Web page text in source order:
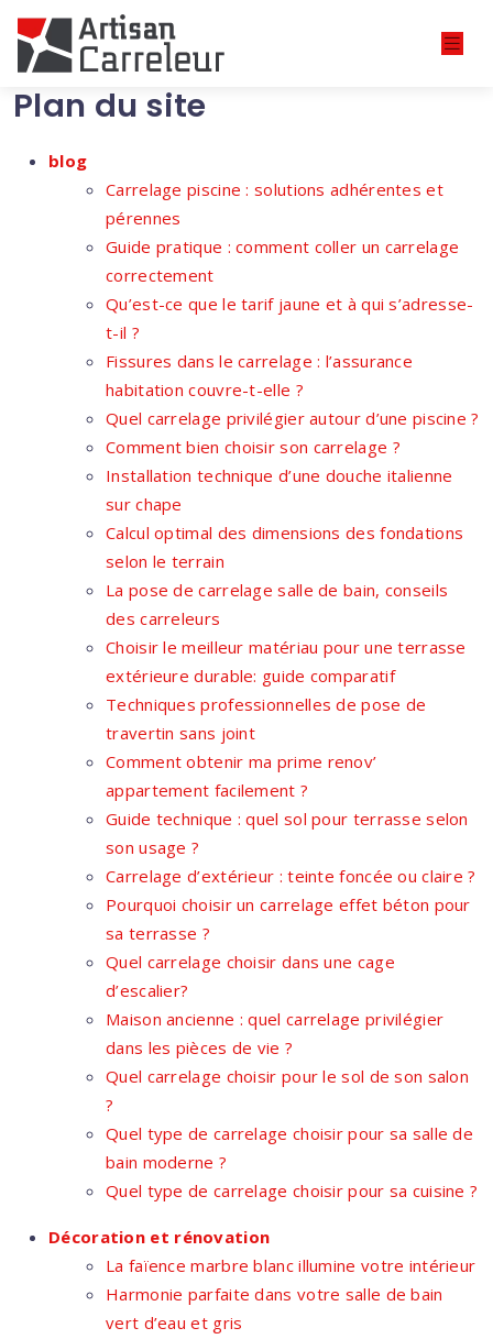
Plan du site
blog
Carrelage piscine : solutions adhérentes et
pérennes
Guide pratique : comment coller un carrelage
correctement
Qu’est-ce que le tarif jaune et à qui s’adresse-
t-il ?
Fissures dans le carrelage : l’assurance
habitation couvre-t-elle ?
Quel carrelage privilégier autour d’une piscine ?
Comment bien choisir son carrelage ?
Installation technique d’une douche italienne
sur chape
Calcul optimal des dimensions des fondations
selon le terrain
La pose de carrelage salle de bain, conseils
des carreleurs
Choisir le meilleur matériau pour une terrasse
extérieure durable: guide comparatif
Techniques professionnelles de pose de
travertin sans joint
Comment obtenir ma prime renov’
appartement facilement ?
Guide technique : quel sol pour terrasse selon
son usage ?
Carrelage d’extérieur : teinte foncée ou claire ?
Pourquoi choisir un carrelage effet béton pour
sa terrasse ?
Quel carrelage choisir dans une cage
d’escalier?
Maison ancienne : quel carrelage privilégier
dans les pièces de vie ?
Quel carrelage choisir pour le sol de son salon
?
Quel type de carrelage choisir pour sa salle de
bain moderne ?
Quel type de carrelage choisir pour sa cuisine ?
Décoration et rénovation
La faïence marbre blanc illumine votre intérieur
Harmonie parfaite dans votre salle de bain
vert d’eau et gris